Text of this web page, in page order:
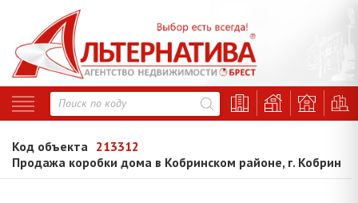
Код объекта 213312
Продажа коробки дома в Кобринском районе, г. Кобрин